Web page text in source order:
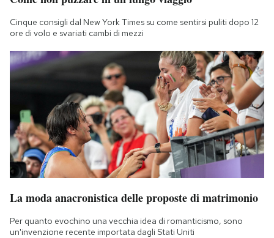
Notifiche mobile
Hai bisogno di aiuto?
Esci
Cinque consigli dal New York Times su come sentirsi puliti dopo 12
ore di volo e svariati cambi di mezzi
La moda anacronistica delle proposte di matrimonio
Per quanto evochino una vecchia idea di romanticismo, sono
un'invenzione recente importata dagli Stati Uniti